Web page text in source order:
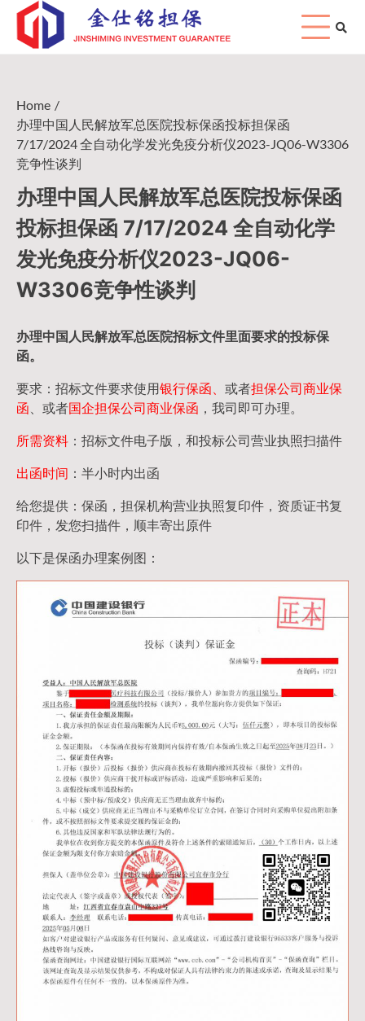
Skip
content
Home
办理中国人民解放军总医院投标保函投标担保函
7/17/2024 全自动化学发光免疫分析仪2023-JQ06-W3306
竞争性谈判
办理中国人民解放军总医院投标保函
投标担保函 7/17/2024 全自动化学
发光免疫分析仪2023-JQ06-
W3306竞争性谈判
办理中国人民解放军总医院招标文件里面要求的投标保
函。
要求：招标文件要求使用银行保函、 或者担保公司商业保
函 、或者国企担保公司商业保函 ，我司即可办理。
所需资料 ：招标文件电子版，和投标公司营业执照扫描件
出函时间 ：半小时内出函
给您提供：保函，担保机构营业执照复印件，资质证书复
印件，发您扫描件，顺丰寄出原件
以下是保函办理案例图：